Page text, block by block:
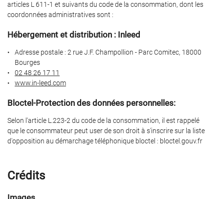
ACCUEIL
DE JARDIN
ENTRETIEN
& TAILLE
Une question
articles L 611-1 et suivants du code de la consommation, dont les
coordonnées administratives sont :
Hébergement et distribution : Inleed
Adresse postale : 2 rue J.F. Champollion - Parc Comitec, 18000
Bourges
02 48 26 17 11
www.in-leed.com
Bloctel-Protection des données personnelles:
Selon l'article L.223-2 du code de la consommation, il est rappelé
que le consommateur peut user de son droit à s'inscrire sur la liste
d'opposition au démarchage téléphonique bloctel : bloctel.gouv.fr
Crédits